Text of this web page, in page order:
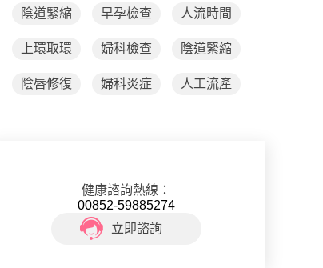
陰道緊縮 早孕檢查 人流時間
上環取環 婦科檢查 陰道緊縮
陰唇修復 婦科炎症 人工流產
健康諮詢熱線：
00852-59885274
立即諮詢